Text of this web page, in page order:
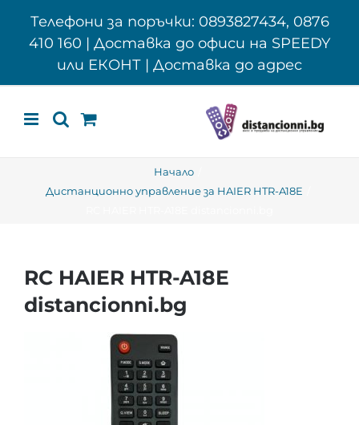
Телефони за поръчки: 0893827434, 0876
410 160 | Доставка до офиси на SPEEDY
или ЕКОНТ | Доставка до адрес
Начало
Дистанционно управление за HAIER HTR-A18E
RC HAIER HTR-A18E
distancionni.bg